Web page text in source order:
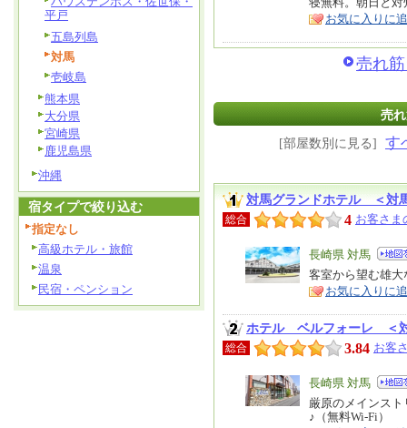
ア
徴
お気に入りに
売れ
売
[部屋数別に見る] す
対馬グランドホテル ＜対
総合 4 お客さま
エ
リ
ア
長崎県 対馬
特
徴
客室から望む雄
お気に入りに
ホテル ベルフォーレ ＜
総合 3.84 お客
エ
リ
ア
長崎県 対馬
特
徴
厳原のメインス
♪（無料Wi-Fi）
平戸
五島列島
対馬
壱岐島
熊本県
大分県
宮崎県
鹿児島県
沖縄
宿タイプで絞り込む
指定なし
高級ホテル・旅館
温泉
民宿・ペンション